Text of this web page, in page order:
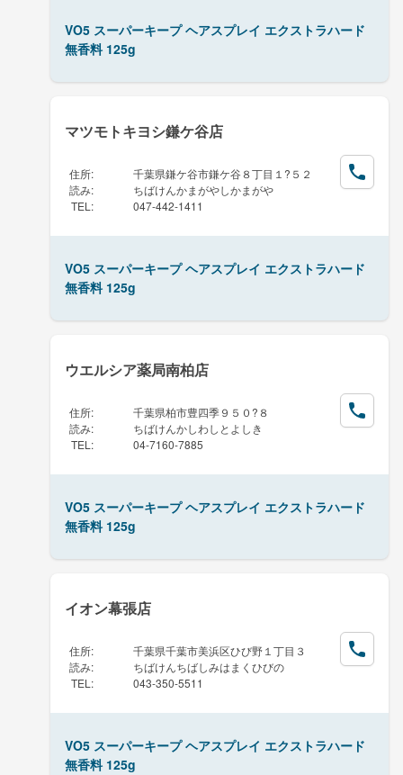
VO5 スーパーキープ ヘアスプレイ エクストラハード
無香料 125g
マツモトキヨシ鎌ケ谷店
住所:
千葉県鎌ケ谷市鎌ケ谷８丁目１?５２
読み:
ちばけんかまがやしかまがや
TEL : 047-442-1411
VO5 スーパーキープ ヘアスプレイ エクストラハード
無香料 125g
ウエルシア薬局南柏店
住所:
千葉県柏市豊四季９５０?８
読み:
ちばけんかしわしとよしき
TEL : 04-7160-7885
VO5 スーパーキープ ヘアスプレイ エクストラハード
無香料 125g
イオン幕張店
住所:
千葉県千葉市美浜区ひび野１丁目３
読み:
ちばけんちばしみはまくひびの
TEL : 043-350-5511
VO5 スーパーキープ ヘアスプレイ エクストラハード
無香料 125g